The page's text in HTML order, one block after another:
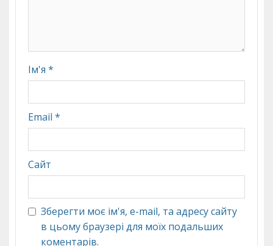
Ім'я *
Email *
Сайт
Зберегти моє ім'я, e-mail, та адресу сайту
в цьому браузері для моїх подальших
коментарів.